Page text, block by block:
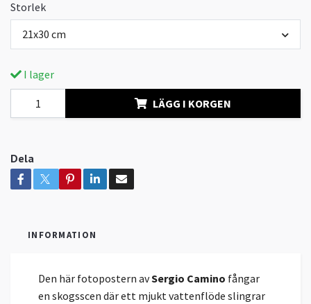
Storlek
21x30 cm
I lager
LÄGG I KORGEN
Dela
INFORMATION
Den här fotopostern avSergio Camino fångar
en skogsscen där ett mjukt vattenflöde slingrar